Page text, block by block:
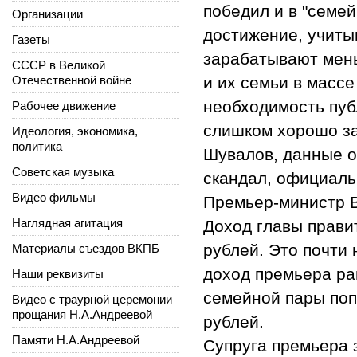
победил и в
достижение,
зарабатывают
и их семьи в
необходимость
слишком хорошо
Шувалов, данные
скандал,
Премьер-министр
Доход главы
рублей. Это почти
доход премьера
семейной пары
рублей.
Супруга премьера
Организации
Газеты
СССР в Великой
Отечественной войне
Рабочее движение
Идеология, экономика,
политика
Советская музыка
Видео фильмы
Наглядная агитация
Материалы съездов ВКПБ
Наши реквизиты
Видео с траурной церемонии
прощания Н.А.Андреевой
Памяти Н.А.Андреевой